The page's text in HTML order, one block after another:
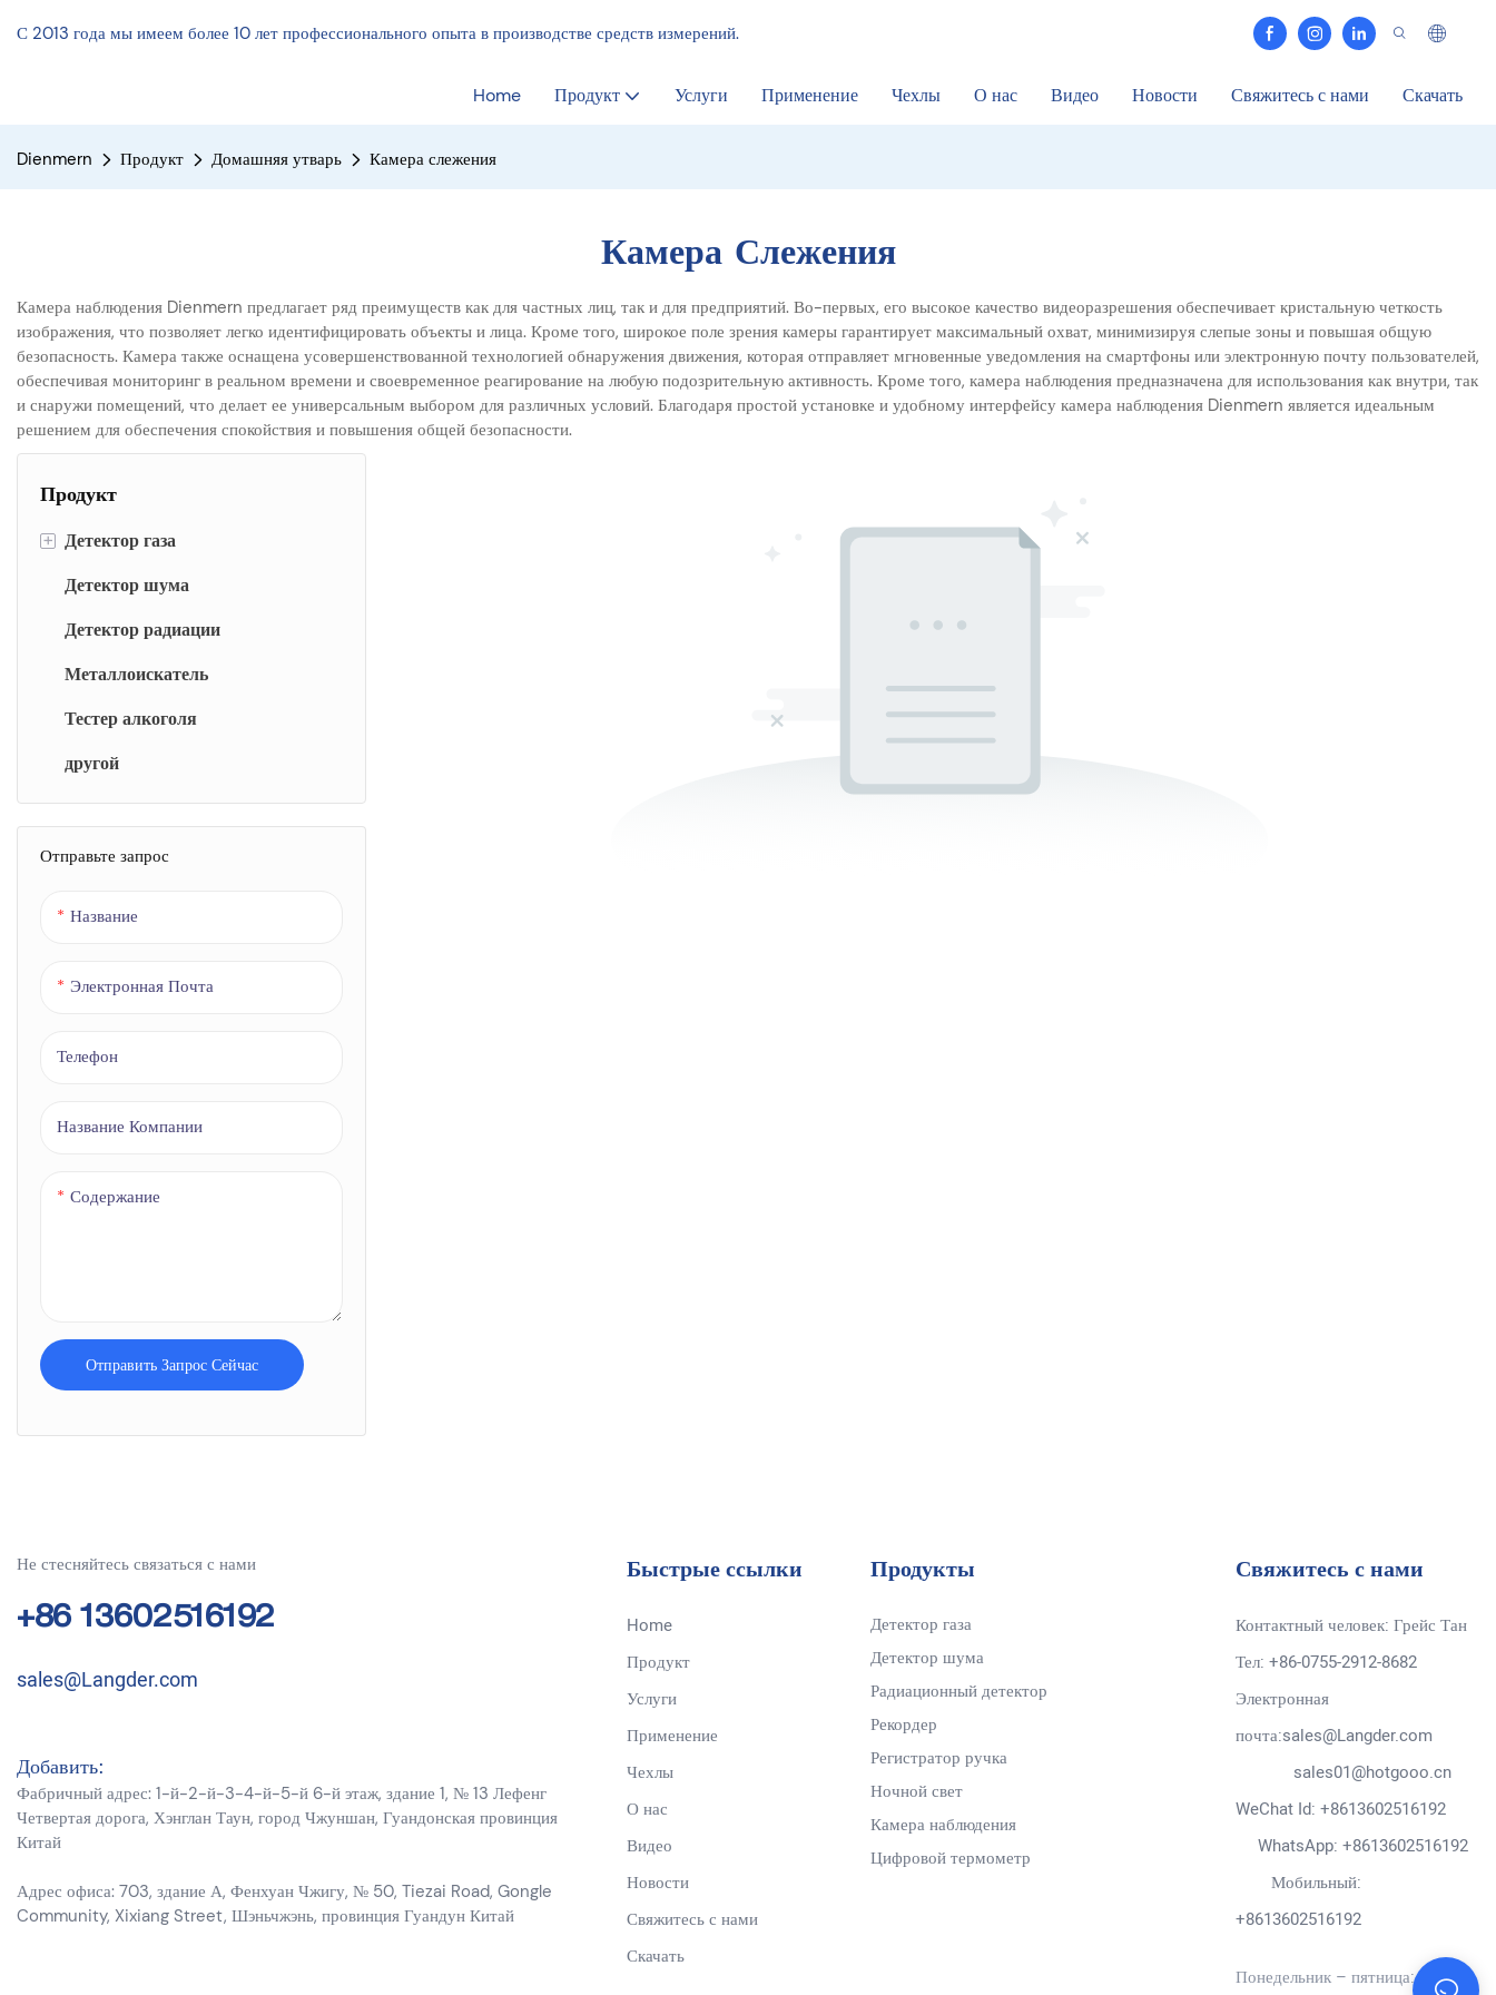
С 2013 года мы имеем более 10 лет профессионального опыта в производстве средств измерений.
Home Продукт Услуги Применение Чехлы О нас Видео Новости Свяжитесь с нами Скачать
Dienmern Продукт Домашняя утварь Камера слежения
Камера Слежения
Камера наблюдения Dienmern предлагает ряд преимуществ как для частных лиц, так и для предприятий. Во-первых, его высокое качество видеоразрешения обеспечивает кристальную четкость
изображения, что позволяет легко идентифицировать объекты и лица. Кроме того, широкое поле зрения камеры гарантирует максимальный охват, минимизируя слепые зоны и повышая общую
безопасность. Камера также оснащена усовершенствованной технологией обнаружения движения, которая отправляет мгновенные уведомления на смартфоны или электронную почту пользователей,
обеспечивая мониторинг в реальном времени и своевременное реагирование на любую подозрительную активность. Кроме того, камера наблюдения предназначена для использования как внутри, так
и снаружи помещений, что делает ее универсальным выбором для различных условий. Благодаря простой установке и удобному интерфейсу камера наблюдения Dienmern является идеальным
решением для обеспечения спокойствия и повышения общей безопасности.
Продукт
+ Детектор газа
Детектор углекислого газа
Детектор пыли
Монитор качества воздуха
Измеритель озона
Детектор аммиака
(CO)Детектор угарного газа
Газоанализатор кислорода (O2)
Детектор шума
Детектор радиации
Металлоискатель
Тестер алкоголя
другой
Отправьте запрос
Название
Электронная Почта
Телефон
Название Компании
Содержание
Отправить Запрос Сейчас
Не стесняйтесь связаться с нами
+86 13602516192
sales@Langder.com
Добавить:
Фабричный адрес: 1-й-2-й-3-4-й-5-й 6-й этаж, здание 1, № 13 Лефенг
Четвертая дорога, Хэнглан Таун, город Чжуншан, Гуандонская провинция
Китай
Адрес офиса: 703, здание А, Фенхуан Чжигу, № 50, Tiezai Road, Gongle
Community, Xixiang Street, Шэньчжэнь, провинция Гуандун Китай
Быстрые ссылки
Home
Продукт
Услуги
Применение
Чехлы
О нас
Видео
Новости
Свяжитесь с нами
Скачать
Продукты
Детектор газа
Детектор шума
Радиационный детектор
Рекордер
Регистратор ручка
Ночной свет
Камера наблюдения
Цифровой термометр
Свяжитесь с нами
Контактный человек: Грейс Тан
Тел: +86-0755-2912-8682
Электронная
почта:sales@Langder.com
sales01@hotgooo.cn
WeChat Id: +8613602516192
WhatsApp: +8613602516192
Мобильный:
+8613602516192
Понедельник – пятница: 9:00 –